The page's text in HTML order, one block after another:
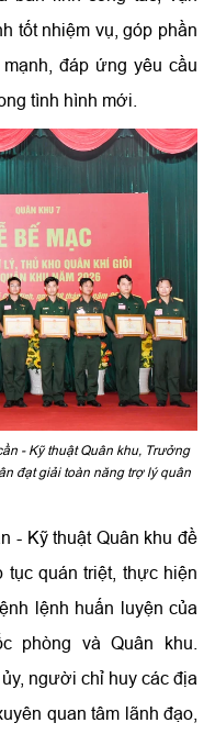
tốt nhiệm vụ, góp phần
đáp ứng yêu cầu
tình hình mới.
- Kỹ thuật Quân khu, Trưởng
đạt giải toàn năng trợ lý quân
- Kỹ thuật Quân khu đề
quán triệt, thực hiện
lệnh huấn luyện của
phòng và Quân khu.
người chỉ huy các địa
quan tâm lãnh đạo,